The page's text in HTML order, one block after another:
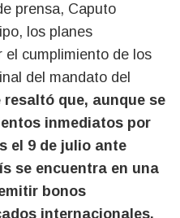
prensa, Caputo
los planes
el cumplimiento de los
del mandato del
resaltó que, aunque se
inmediatos por
el 9 de julio ante
se encuentra en una
bonos
internacionales,